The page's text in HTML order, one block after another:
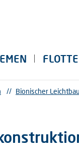
// Bionischer Leichtbau